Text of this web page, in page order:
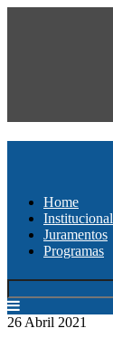
Home
Institucional
Juramentos
Programas
26 Abril 2021